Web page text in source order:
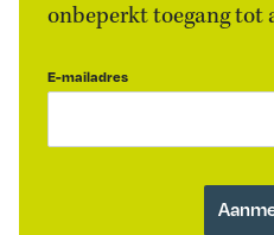
onbeperkt toegang tot
E-mailadres